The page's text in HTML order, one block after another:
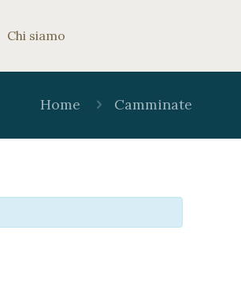
Chi siamo
Home Camminate